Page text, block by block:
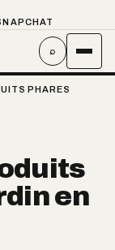
⌕
PHARES
en